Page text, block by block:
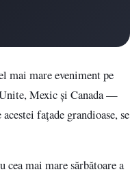
mai mare eveniment pe
Mexic și Canada —
fațade grandioase, se
mai mare sărbătoare a